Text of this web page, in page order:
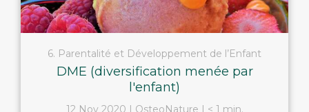
6. Parentalité et Développement de l’Enfant
DME (diversification menée par
l'enfant)
12 Nov 2020 OsteoNature < 1 min.